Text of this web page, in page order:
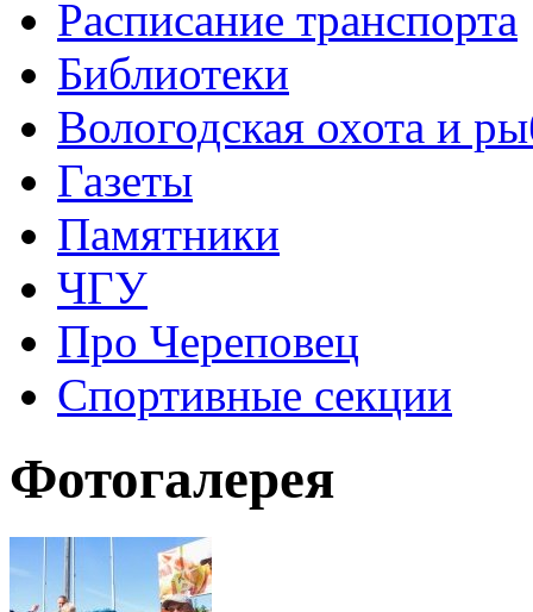
Расписание транспорта
Библиотеки
Вологодская охота и
Газеты
Памятники
ЧГУ
Про Череповец
Спортивные секции
Фотогалерея